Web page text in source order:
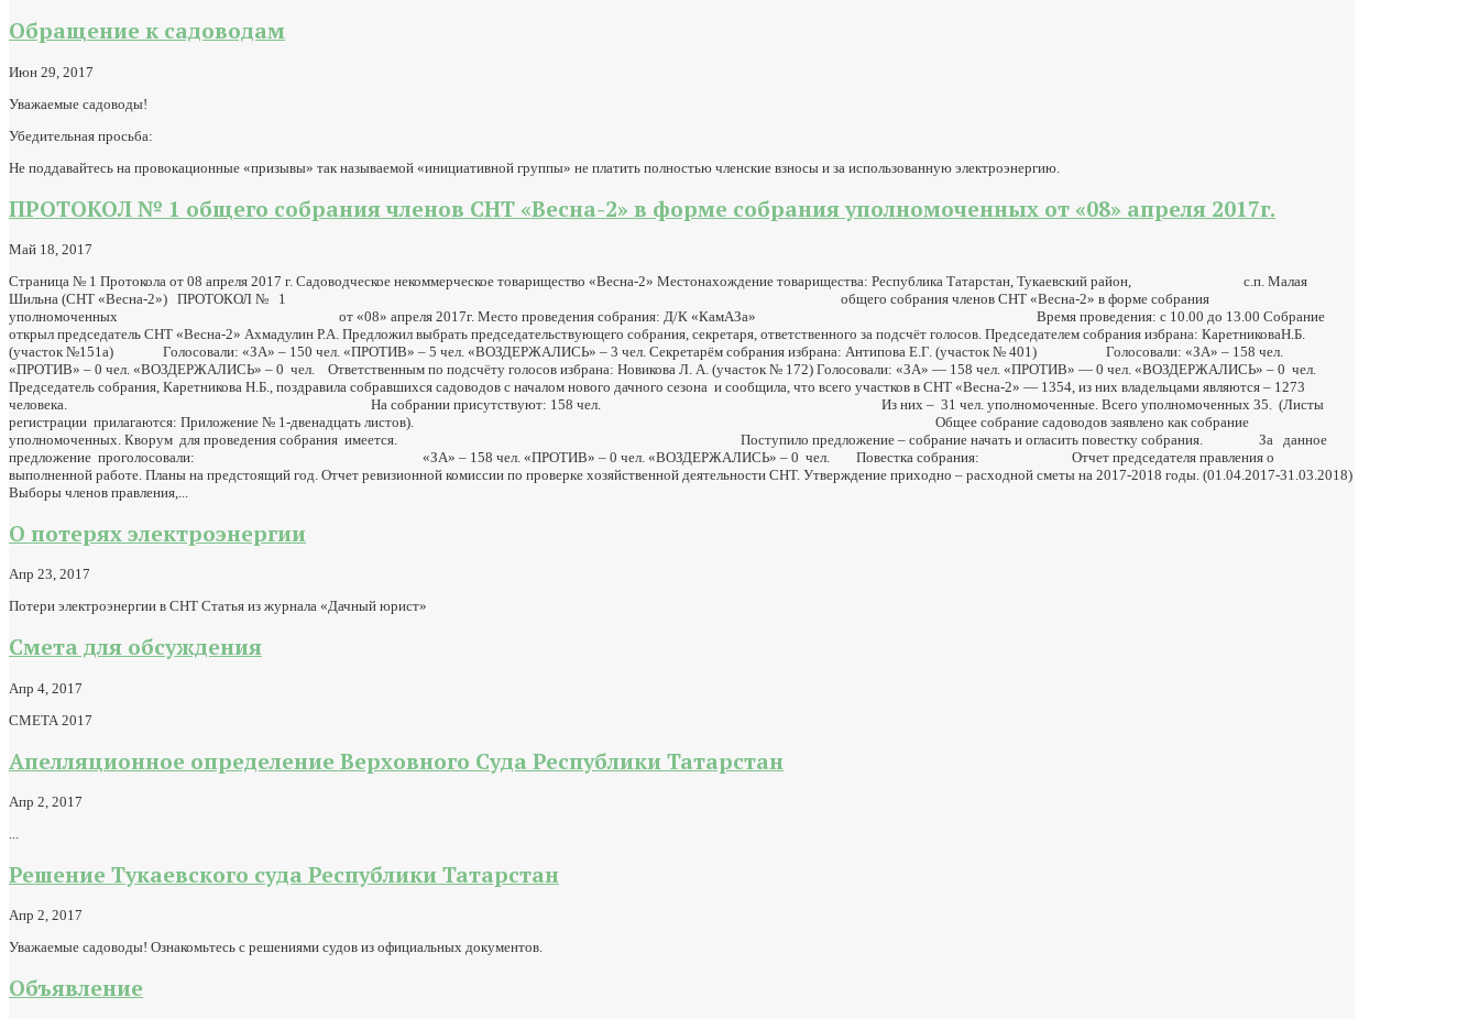
Обращение к садоводам
Июн 29, 2017
Уважаемые садоводы!
Убедительная просьба:
Не поддавайтесь на провокационные «призывы» так называемой «инициативной группы» не платить полностью членские взносы и за использованную электроэнергию.
ПРОТОКОЛ № 1 общего собрания членов СНТ «Весна-2» в форме собрания уполномоченных от «08» апреля 2017г.
Май 18, 2017
Страница № 1 Протокола от 08 апреля 2017 г. Садоводческое некоммерческое товарищество «Весна-2» Местонахождение товарищества: Республика Татарстан, Тукаевский район, с.п. Малая
Шильна (СНТ «Весна-2») ПРОТОКОЛ № 1 общего собрания членов СНТ «Весна-2» в форме собрания
уполномоченных от «08» апреля 2017г. Место проведения собрания: Д/К «КамАЗа» Время проведения: с 10.00 до 13.00 Собрание
открыл председатель СНТ «Весна-2» Ахмадулин Р.А. Предложил выбрать председательствующего собрания, секретаря, ответственного за подсчёт голосов. Председателем собрания избрана: КаретниковаН.Б.
(участок №151а) Голосовали: «ЗА» – 150 чел. «ПРОТИВ» – 5 чел. «ВОЗДЕРЖАЛИСЬ» – 3 чел. Секретарём собрания избрана: Антипова Е.Г. (участок № 401) Голосовали: «ЗА» – 158 чел.
«ПРОТИВ» – 0 чел. «ВОЗДЕРЖАЛИСЬ» – 0 чел. Ответственным по подсчёту голосов избрана: Новикова Л. А. (участок № 172) Голосовали: «ЗА» — 158 чел. «ПРОТИВ» — 0 чел. «ВОЗДЕРЖАЛИСЬ» – 0 чел.
Председатель собрания, Каретникова Н.Б., поздравила собравшихся садоводов с началом нового дачного сезона и сообщила, что всего участков в СНТ «Весна-2» — 1354, из них владельцами являются – 1273
человека. На собрании присутствуют: 158 чел. Из них – 31 чел. уполномоченные. Всего уполномоченных 35. (Листы
регистрации прилагаются: Приложение № 1-двенадцать листов). Общее собрание садоводов заявлено как собрание
уполномоченных. Кворум для проведения собрания имеется. Поступило предложение – собрание начать и огласить повестку собрания. За данное
предложение проголосовали: «ЗА» – 158 чел. «ПРОТИВ» – 0 чел. «ВОЗДЕРЖАЛИСЬ» – 0 чел. Повестка собрания: Отчет председателя правления о
выполненной работе. Планы на предстоящий год. Отчет ревизионной комиссии по проверке хозяйственной деятельности СНТ. Утверждение приходно – расходной сметы на 2017-2018 годы. (01.04.2017-31.03.2018)
Выборы членов правления,...
О потерях электроэнергии
Апр 23, 2017
Потери электроэнергии в СНТ Статья из журнала «Дачный юрист»
Смета для обсуждения
Апр 4, 2017
СМЕТА 2017
Апелляционное определение Верховного Суда Республики Татарстан
Апр 2, 2017
Решение Тукаевского суда Республики Татарстан
Апр 2, 2017
Уважаемые садоводы! Ознакомьтесь с решениями судов из официальных документов.
Объявление